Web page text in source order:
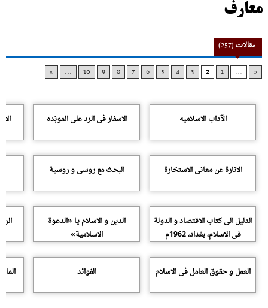
معارف
مقالات(257)
«
...
1
2
3
4
5
6
7
8
9
10
...
»
الآداب الاسلامیه الاسفار فى الرد على الموبّده
الانارة عن معانى الاستخارة البحث مع روسى و روسیة
الدلیل الى کتاب الاقتصاد و الدولة
فى الاسلام، بغداد، 1962م
الدین و الاسلام یا «الدعوة
الاسلامیة»
العمل و حقوق العامل فى الاسلام الفوائد